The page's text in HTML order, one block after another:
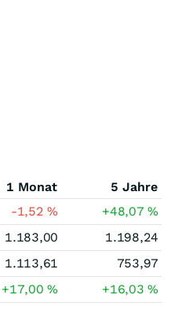
1 Monat
5 Jahre
-1,52% +48,07%
1.183,00
1.198,24
1.113,61
753,97
+17,00% +16,03%